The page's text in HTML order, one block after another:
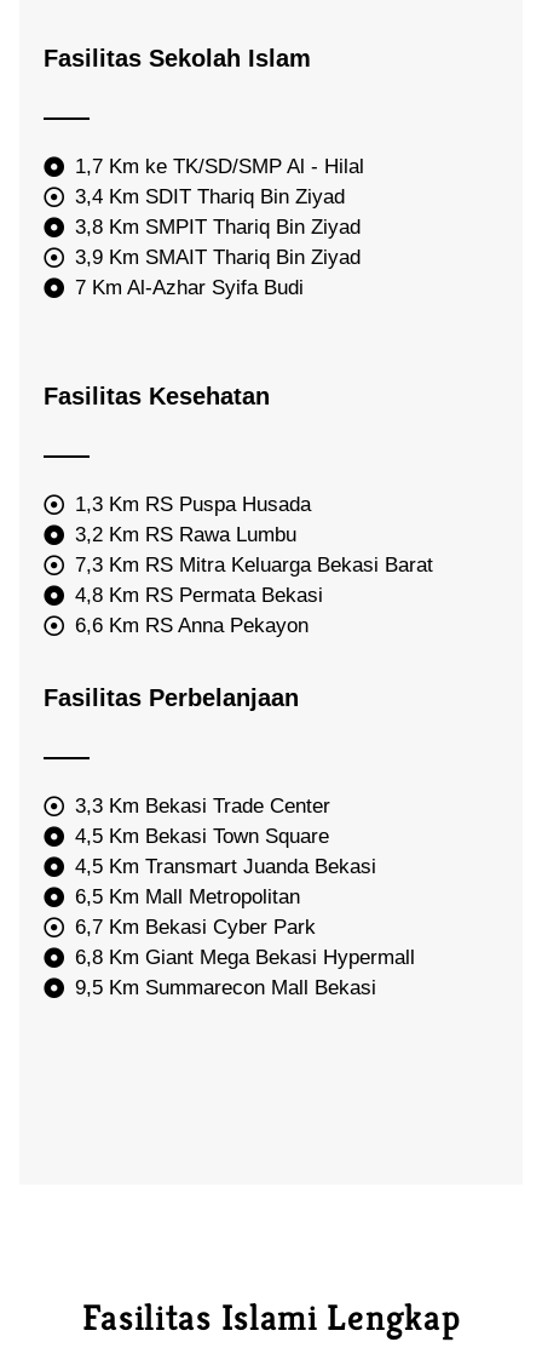
Fasilitas Sekolah Islam
1,7 Km ke TK/SD/SMP Al - Hilal
3,4 Km SDIT Thariq Bin Ziyad
3,8 Km SMPIT Thariq Bin Ziyad
3,9 Km SMAIT Thariq Bin Ziyad
7 Km Al-Azhar Syifa Budi
Fasilitas Kesehatan
1,3 Km RS Puspa Husada
3,2 Km RS Rawa Lumbu
7,3 Km RS Mitra Keluarga Bekasi Barat
4,8 Km RS Permata Bekasi
6,6 Km RS Anna Pekayon
Fasilitas Perbelanjaan
3,3 Km Bekasi Trade Center
4,5 Km Bekasi Town Square
4,5 Km Transmart Juanda Bekasi
6,5 Km Mall Metropolitan
6,7 Km Bekasi Cyber Park
6,8 Km Giant Mega Bekasi Hypermall
9,5 Km Summarecon Mall Bekasi
Fasilitas Islami Lengkap